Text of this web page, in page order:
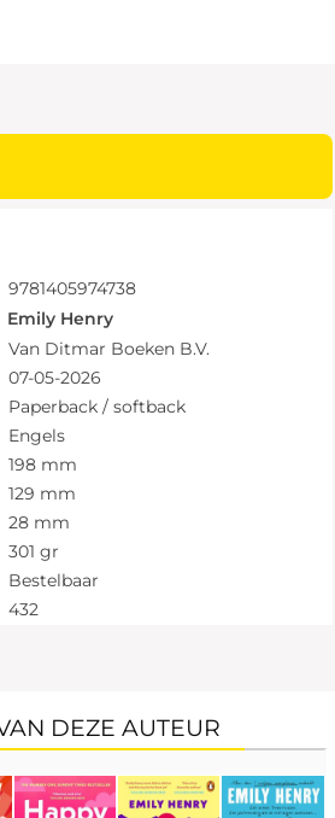
9781405974738
Emily Henry
Van Ditmar Boeken B.V.
07-05-2026
Paperback / softback
Engels
198 mm
129 mm
28 mm
301 gr
Bestelbaar
432
DEZE AUTEUR